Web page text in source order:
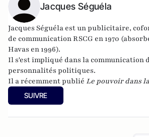
Jacques Séguéla
Jacques Séguéla est un publicitaire,
de communication RSCG en 1970
Havas en 1996).
Il s'est impliqué dans la communication
personnalités politiques.
Il a récemment publié Le pouvoir dans
SUIVRE